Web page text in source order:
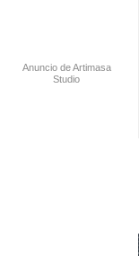
Anuncio de Artimasa
Studio